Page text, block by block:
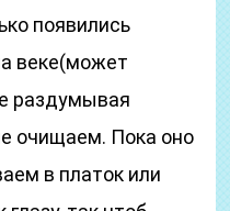
появились
веке(может
раздумывая
очищаем. Пока оно
в платок или